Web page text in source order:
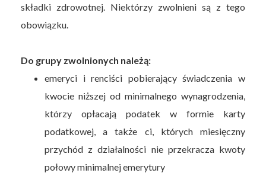
składki zdrowotnej. Niektórzy zwolnieni są z tego
obowiązku.
Do grupy zwolnionych należą:
emeryci i renciści pobierający świadczenia w
kwocie niższej od minimalnego wynagrodzenia,
którzy opłacają podatek w formie karty
podatkowej, a także ci, których miesięczny
przychód z działalności nie przekracza kwoty
połowy minimalnej emerytury